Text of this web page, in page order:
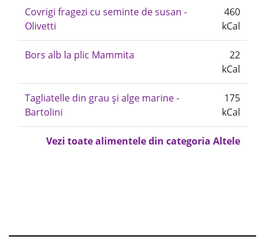
Covrigi fragezi cu seminte de susan -
Olivetti
460
kCal
Bors alb la plic Mammita
22
kCal
Tagliatelle din grau și alge marine -
Bartolini
175
kCal
Vezi toate alimentele din categoria Altele